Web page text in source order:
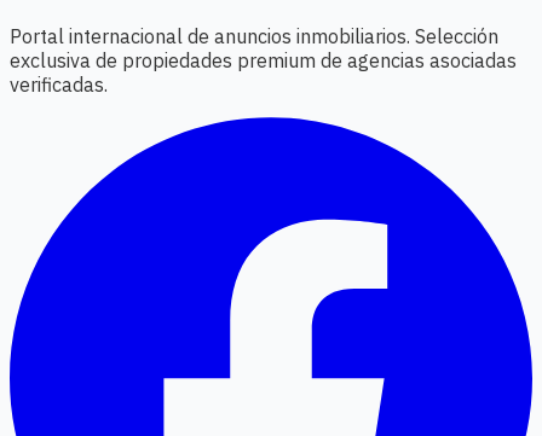
Portal internacional de anuncios inmobiliarios. Selección
exclusiva de propiedades premium de agencias asociadas
verificadas.